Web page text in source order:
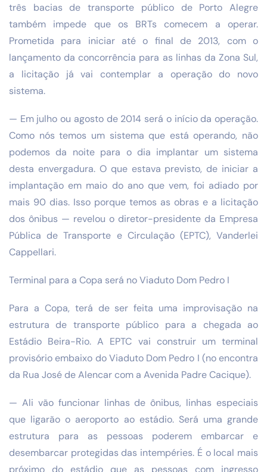
três bacias de transporte público de Porto Alegre
também impede que os BRTs comecem a operar.
Prometida para iniciar até o final de 2013, com o
lançamento da concorrência para as linhas da Zona Sul,
a licitação já vai contemplar a operação do novo
sistema.
— Em julho ou agosto de 2014 será o início da operação.
Como nós temos um sistema que está operando, não
podemos da noite para o dia implantar um sistema
desta envergadura. O que estava previsto, de iniciar a
implantação em maio do ano que vem, foi adiado por
mais 90 dias. Isso porque temos as obras e a licitação
dos ônibus — revelou o diretor-presidente da Empresa
Pública de Transporte e Circulação (EPTC), Vanderlei
Cappellari.
Terminal para a Copa será no Viaduto Dom Pedro I
Para a Copa, terá de ser feita uma improvisação na
estrutura de transporte público para a chegada ao
Estádio Beira-Rio. A EPTC vai construir um terminal
provisório embaixo do Viaduto Dom Pedro I (no encontra
da Rua José de Alencar com a Avenida Padre Cacique).
— Ali vão funcionar linhas de ônibus, linhas especiais
que ligarão o aeroporto ao estádio. Será uma grande
estrutura para as pessoas poderem embarcar e
desembarcar protegidas das intempéries. É o local mais